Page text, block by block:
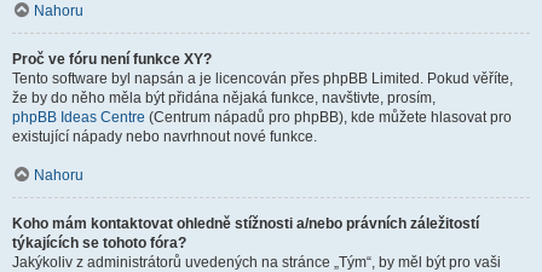
Nahoru
Proč ve fóru není funkce XY?
Tento software byl napsán a je licencován přes phpBB Limited. Pokud věříte,
že by do něho měla být přidána nějaká funkce, navštivte, prosím,
phpBB Ideas Centre (Centrum nápadů pro phpBB), kde můžete hlasovat pro
existující nápady nebo navrhnout nové funkce.
Nahoru
Koho mám kontaktovat ohledně stížnosti a/nebo právních záležitostí
týkajících se tohoto fóra?
Jakýkoliv z administrátorů uvedených na stránce „Tým“, by měl být pro vaši